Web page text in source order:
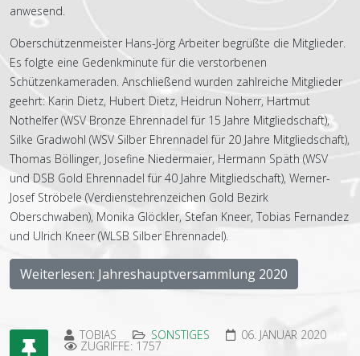
anwesend.
Oberschützenmeister Hans-Jörg Arbeiter begrüßte die Mitglieder.
Es folgte eine Gedenkminute für die verstorbenen
Schützenkameraden. Anschließend wurden zahlreiche Mitglieder
geehrt: Karin Dietz, Hubert Dietz, Heidrun Noherr, Hartmut
Nothelfer (WSV Bronze Ehrennadel für 15 Jahre Mitgliedschaft),
Silke Gradwohl (WSV Silber Ehrennadel für 20 Jahre Mitgliedschaft),
Thomas Böllinger, Josefine Niedermaier, Hermann Späth (WSV
und DSB Gold Ehrennadel für 40 Jahre Mitgliedschaft), Werner-
Josef Ströbele (Verdienstehrenzeichen Gold Bezirk
Oberschwaben), Monika Glöckler, Stefan Kneer, Tobias Fernandez
und Ulrich Kneer (WLSB Silber Ehrennadel).
Weiterlesen: Jahreshauptversammlung 2020
TOBIAS SONSTIGES 06. JANUAR 2020
ZUGRIFFE: 1757